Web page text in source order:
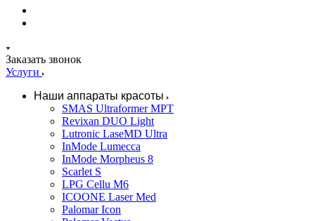
Заказать звонок
Услуги
Наши аппараты красоты
SMAS Ultraformer MPT
Revixan DUO Light
Lutronic LaseMD Ultra
InMode Lumecca
InMode Morpheus 8
Scarlet S
LPG Cellu M6
ICOONE Laser Med
Palomar Icon